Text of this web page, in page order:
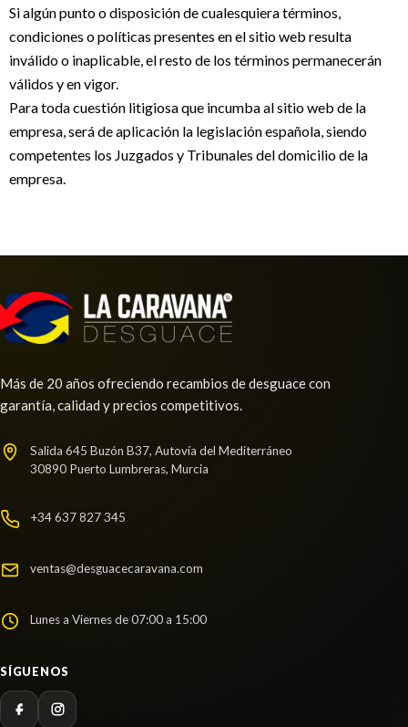
Si algún punto o disposición de cualesquiera términos,
condiciones o políticas presentes en el sitio web resulta
inválido o inaplicable, el resto de los términos permanecerán
válidos y en vigor.
Para toda cuestión litigiosa que incumba al sitio web de la
empresa, será de aplicación la legislación española, siendo
competentes los Juzgados y Tribunales del domicilio de la
empresa.
Más de 20 años ofreciendo recambios de desguace con
garantía, calidad y precios competitivos.
Salida 645 Buzón B37, Autovía del Mediterráneo
30890 Puerto Lumbreras, Murcia
+34 637 827 345
ventas@desguacecaravana.com
Lunes a Viernes de 07:00 a 15:00
SÍGUENOS